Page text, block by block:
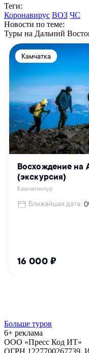
Теги:
Коронавирус ВОЗ ЧС
Новости по теме:
Туры на Дальний
Больше туров
6+ реклама
ООО «Пресс Код ИТ»
ОГРН 1227700267739,